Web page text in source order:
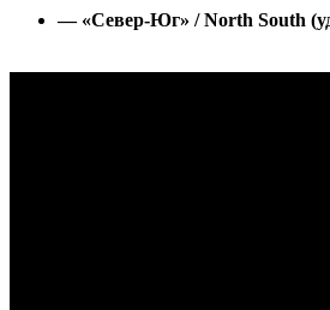
— «Север-Юг» / North South